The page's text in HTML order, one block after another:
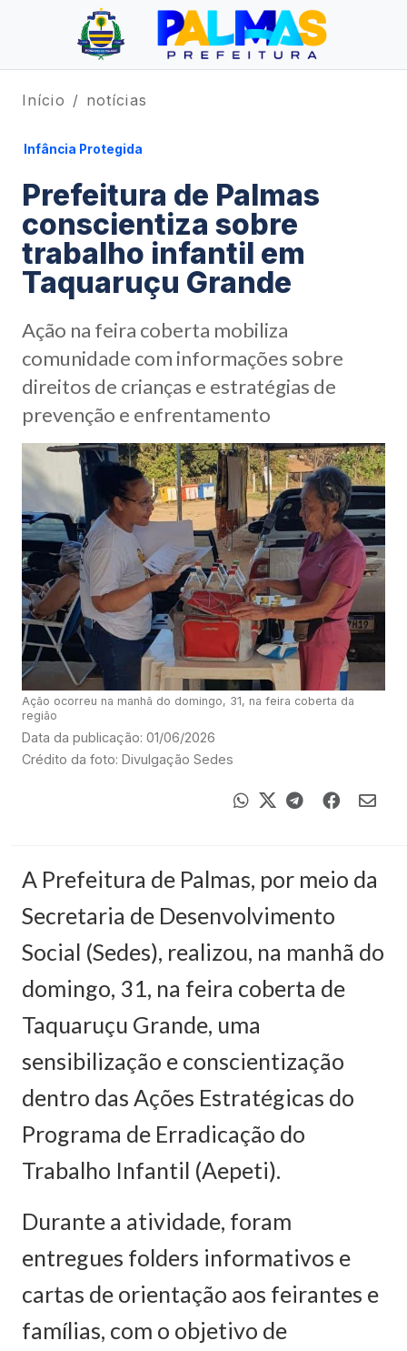
Início notícias
Infância Protegida
Prefeitura de Palmas
conscientiza sobre
trabalho infantil em
Taquaruçu Grande
Ação na feira coberta mobiliza
comunidade com informações sobre
direitos de crianças e estratégias de
prevenção e enfrentamento
Ação ocorreu na manhã do domingo, 31, na feira coberta da
região
Data da publicação: 01/06/2026
Crédito da foto: Divulgação Sedes
A Prefeitura de Palmas, por meio da
Secretaria de Desenvolvimento
Social (Sedes), realizou, na manhã do
domingo, 31, na feira coberta de
Taquaruçu Grande, uma
sensibilização e conscientização
dentro das Ações Estratégicas do
Programa de Erradicação do
Trabalho Infantil (Aepeti).
Durante a atividade, foram
entregues folders informativos e
cartas de orientação aos feirantes e
famílias, com o objetivo de